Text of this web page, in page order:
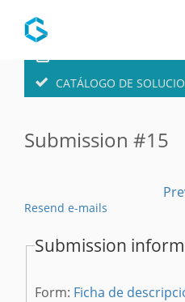
CATÁLOGO DE
Submission #15
Resend e-mails
Submission
Form: Ficha de